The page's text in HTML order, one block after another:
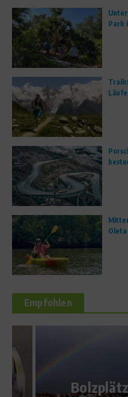
Park
Empfohlen
Bolzplätze